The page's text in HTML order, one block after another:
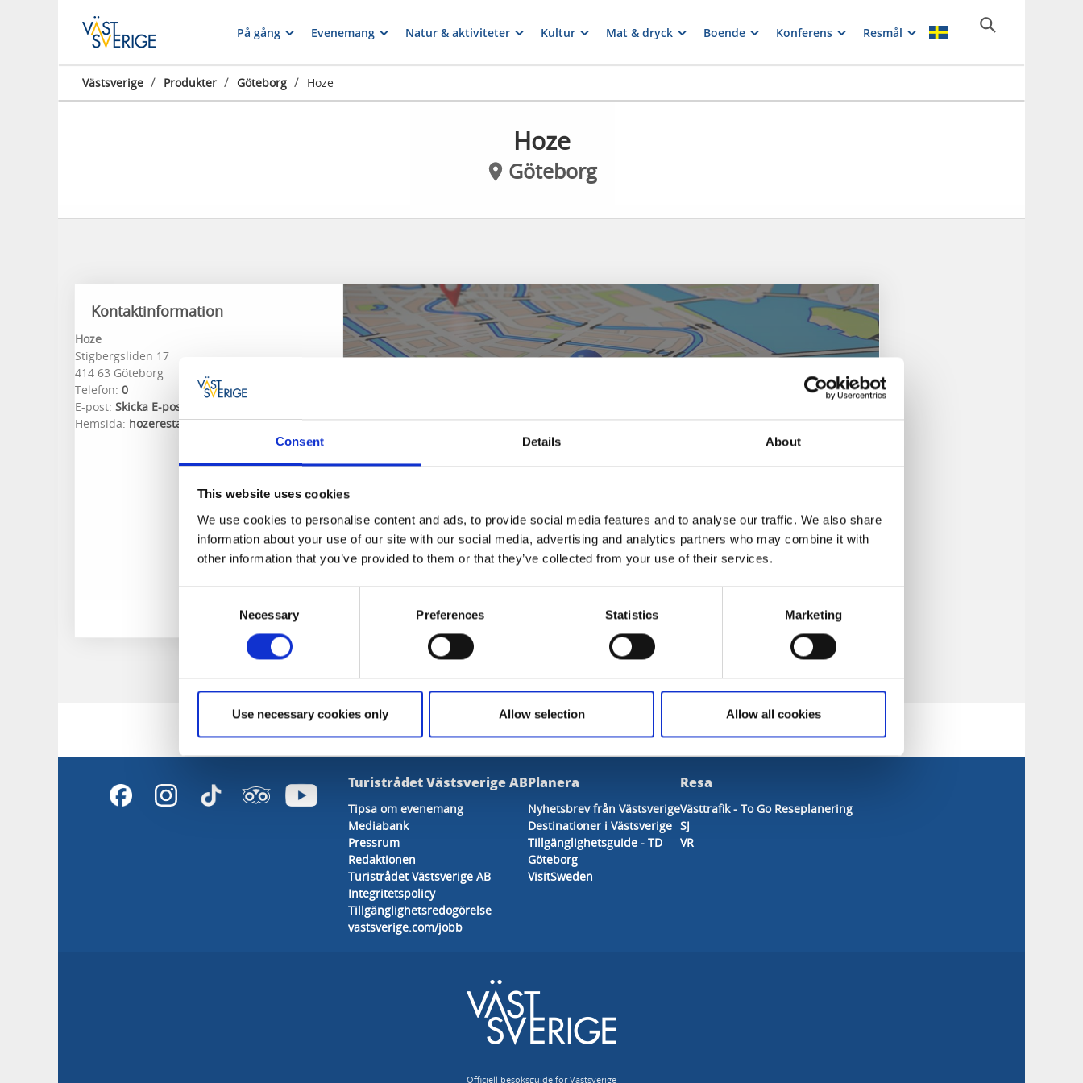
Consent Details About
This website uses cookies
We use cookies to personalise content and ads, to provide social media features and to analyse our traffic. We also share
information about your use of our site with our social media, advertising and analytics partners who may combine it with
other information that you’ve provided to them or that they’ve collected from your use of their services.
Necessary Preferences Statistics Marketing
Use necessary cookies only Allow selection Allow all cookies
På gång Evenemang Natur & aktiviteter Kultur Mat & dryck Boende Konferens Resmål
Västsverige / Produkter / Göteborg / Hoze
Hoze
Göteborg
Kontaktinformation
Hoze
Stigbergsliden 17
414 63 Göteborg
Telefon: 0
E-post: Skicka E-post
Hemsida: hozerestaurant.com/
Klicka för karta och
öppettider
Turistrådet Västsverige AB
Tipsa om evenemang
Mediabank
Pressrum
Redaktionen
Turistrådet Västsverige AB
Integritetspolicy
Tillgänglighetsredogörelse
vastsverige.com/jobb
Planera
Nyhetsbrev från Västsverige
Destinationer i Västsverige
Tillgänglighetsguide - TD
Göteborg
VisitSweden
Resa
Västtrafik - To Go Reseplanering
SJ
VR
Officiell besöksguide för Västsverige